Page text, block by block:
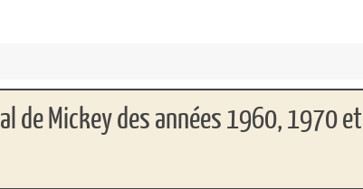
de Mickey des années 1960, 1970 et